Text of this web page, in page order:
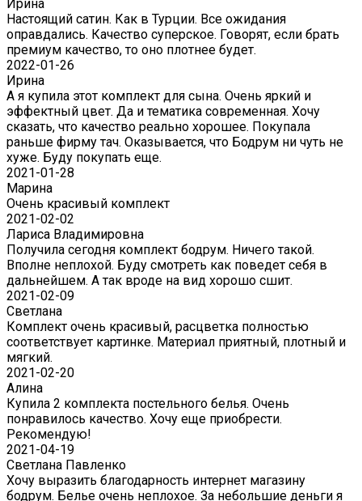
Ирина
Настоящий сатин. Как в Турции. Все ожидания
оправдались. Качество суперское. Говорят, если брать
премиум качество, то оно плотнее будет.
2022-01-26
Ирина
А я купила этот комплект для сына. Очень яркий и
эффектный цвет. Да и тематика современная. Хочу
сказать, что качество реально хорошее. Покупала
раньше фирму тач. Оказывается, что Бодрум ни чуть не
хуже. Буду покупать еще.
2021-01-28
Марина
Очень красивый комплект
2021-02-02
Лариса Владимировна
Получила сегодня комплект бодрум. Ничего такой.
Вполне неплохой. Буду смотреть как поведет себя в
дальнейшем. А так вроде на вид хорошо сшит.
2021-02-09
Светлана
Комплект очень красивый, расцветка полностью
соответствует картинке. Материал приятный, плотный и
мягкий.
2021-02-20
Алина
Купила 2 комплекта постельного белья. Очень
понравилось качество. Хочу еще приобрести.
Рекомендую!
2021-04-19
Светлана Павленко
Хочу выразить благодарность интернет магазину
бодрум. Белье очень неплохое. За небольшие деньги я